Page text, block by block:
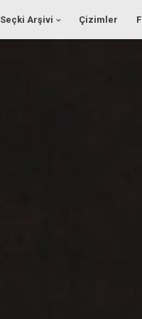
Seçki Arşivi Çizimler